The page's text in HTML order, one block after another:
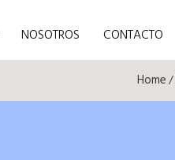
NOSOTROS CONTACTO
Home/